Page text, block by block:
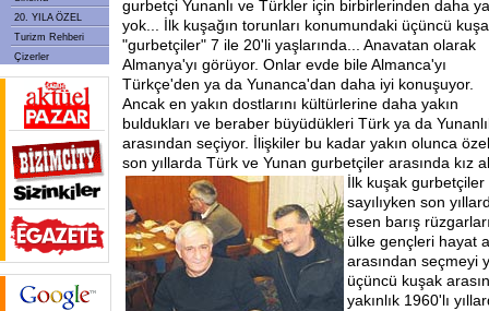
20. YILA ÖZEL
Turizm Rehberi
Çizerler
gurbetçi Yunanlı ve Türkler için birbirlerinden daha
yok... İlk kuşağın torunları konumundaki üçüncü
"gurbetçiler" 7 ile 20'li yaşlarında... Anavatan olarak
Almanya'yı görüyor. Onlar evde bile Almanca'yı
Türkçe'den ya da Yunanca'dan daha iyi konuşuyor.
Ancak en yakın dostlarını kültürlerine daha yakın
buldukları ve beraber büyüdükleri Türk ya da
arasından seçiyor. İlişkiler bu kadar yakın olunca
son yıllarda Türk ve Yunan gurbetçiler arasında kız
İlk kuşak gurbetçiler
sayılıyken son
esen barış
ülke gençleri hayat
arasından seçmeyi
üçüncü kuşak
yakınlık 1960'lı